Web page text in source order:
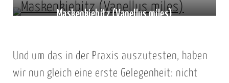
(Columba guinea)
ibis)
Maskenkiebitz (Vanellus miles)
Und um das in der Praxis auszutesten, haben
wir nun gleich eine erste Gelegenheit: nicht